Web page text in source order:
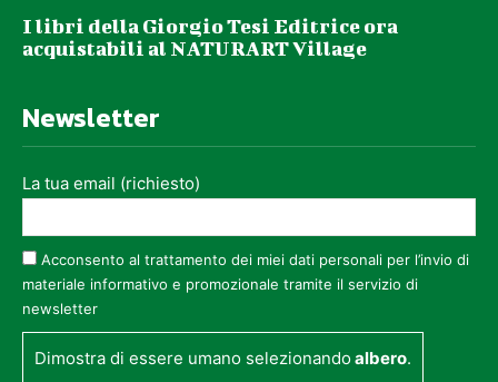
I libri della Giorgio Tesi Editrice ora
acquistabili al NATURART Village
Newsletter
La tua email (richiesto)
Acconsento al trattamento dei miei dati personali per l’invio di
materiale informativo e promozionale tramite il servizio di
newsletter
Dimostra di essere umano selezionandoalbero.